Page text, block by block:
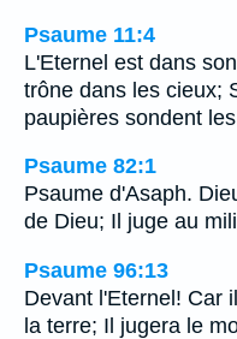
Psaume 11:4
L'Eternel est dans
trône dans les cieux;
paupières sondent
Psaume 82:1
Psaume d'Asaph.
de Dieu; Il juge au
Psaume 96:13
Devant l'Eternel! Car
la terre; Il jugera le